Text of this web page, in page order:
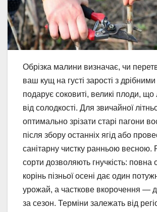
Обрізка малини визначає, чи
ваш кущ на густі зарості з
подарує соковиті, великі плоди,
від солодкості. Для звичайної
оптимально зрізати старі пагони
після збору останніх ягід або
санітарну чистку ранньою весною.
сорти дозволяють гнучкість: повна
корінь пізньої осені дає один
урожай, а часткове вкорочення —
за сезон. Терміни залежать від